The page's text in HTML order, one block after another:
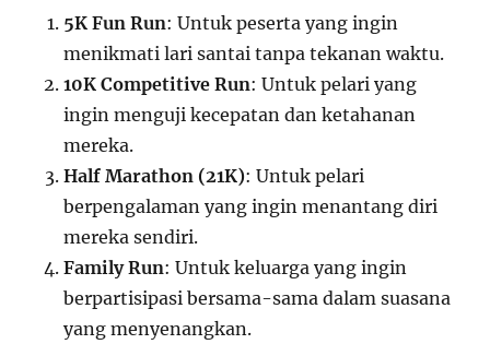
5K Fun Run: Untuk peserta yang ingin
menikmati lari santai tanpa tekanan waktu.
10K Competitive Run: Untuk pelari yang
ingin menguji kecepatan dan ketahanan
mereka.
Half Marathon (21K): Untuk pelari
berpengalaman yang ingin menantang diri
mereka sendiri.
Family Run: Untuk keluarga yang ingin
berpartisipasi bersama-sama dalam suasana
yang menyenangkan.